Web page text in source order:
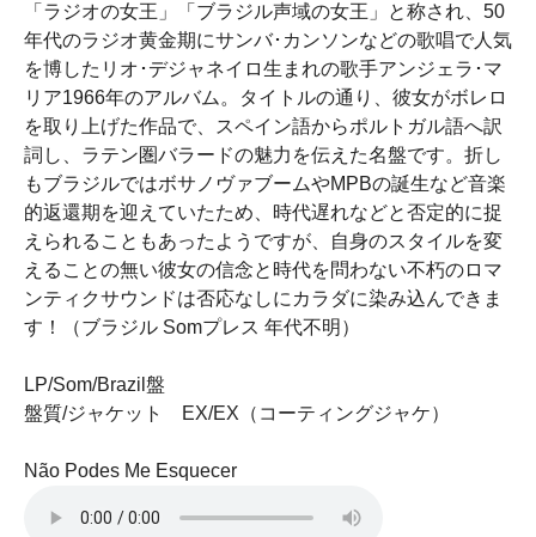
「ラジオの女王」「ブラジル声域の女王」と称され、50
年代のラジオ黄金期にサンバ･カンソンなどの歌唱で人気
を博したリオ･デジャネイロ生まれの歌手アンジェラ･マ
リア1966年のアルバム。タイトルの通り、彼女がボレロ
を取り上げた作品で、スペイン語からポルトガル語へ訳
詞し、ラテン圏バラードの魅力を伝えた名盤です。折し
もブラジルではボサノヴァブームやMPBの誕生など音楽
的返還期を迎えていたため、時代遅れなどと否定的に捉
えられることもあったようですが、自身のスタイルを変
えることの無い彼女の信念と時代を問わない不朽のロマ
ンティクサウンドは否応なしにカラダに染み込んできま
す！（ブラジル Somプレス 年代不明）
LP/Som/Brazil盤
盤質/ジャケット EX/EX（コーティングジャケ）
Não Podes Me Esquecer